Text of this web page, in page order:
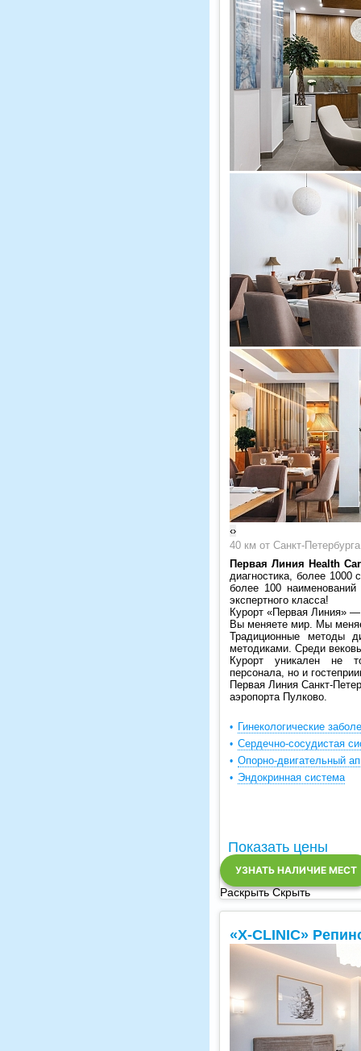
‹›
40 км от Санкт-
Первая Линия Health
диагностика, более
более 100 наименований
экспертного класса!
Курорт «Первая Линия»
Вы меняете мир. Мы
Традиционные методы
методиками. Среди
Курорт уникален не
персонала, но и
Первая Линия Санкт-
аэропорта Пулково.
Гинекологические
Сердечно-сосудистая
Опорно-двигательный
Эндокринная система
Показать цены
УЗНАТЬ НАЛИЧИЕ МЕСТ
Раскрыть Скрыть
«X-CLINIC»